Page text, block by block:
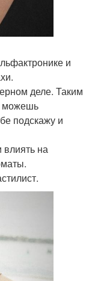
и
деле. Таким
можешь
подскажу и
влиять на